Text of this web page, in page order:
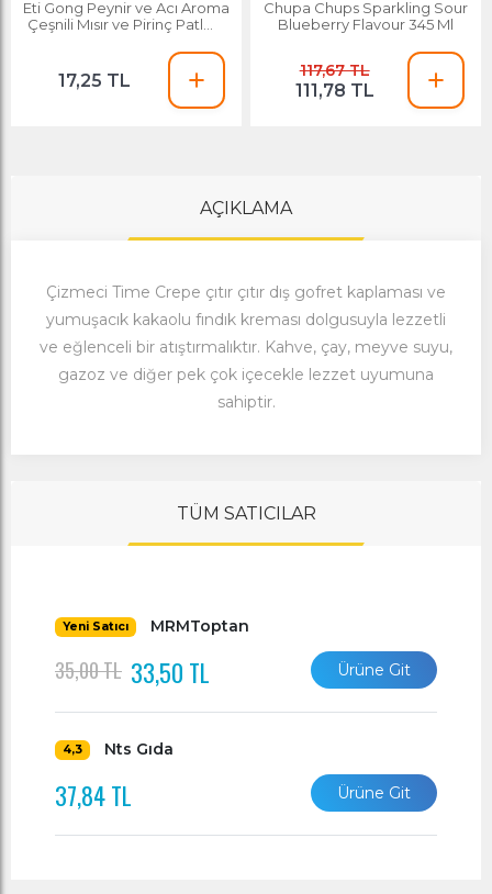
Eti Gong Peynir ve Acı Aroma
Çeşnili Mısır ve Pirinç Patlağı
17,25 TL
Chupa Chups Sparkling Sour
Blueberry Flavour 345 Ml
117,67 TL
111,78 TL
AÇIKLAMA
Çizmeci Time Crepe çıtır çıtır dış gofret kaplaması ve
yumuşacık kakaolu fındık kreması dolgusuyla lezzetli
ve eğlenceli bir atıştırmalıktır. Kahve, çay, meyve suyu,
gazoz ve diğer pek çok içecekle lezzet uyumuna
sahiptir.
TÜM SATICILAR
Yeni Satıcı MRMToptan
35,00 TL 33,50 TL Ürüne Git
4,3 Nts Gıda
37,84 TL Ürüne Git